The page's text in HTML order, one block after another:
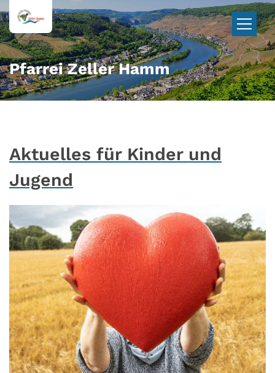
Zum Inhalt springen
Pfarrei Zeller Hamm
Aktuelles für Kinder und
Jugend